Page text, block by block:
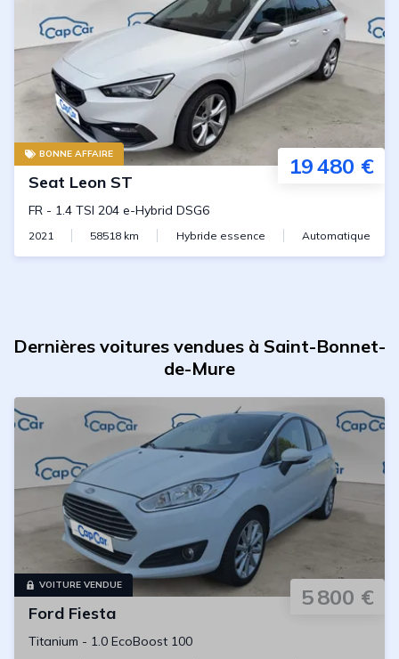
BONNE AFFAIRE 19 480 €
Seat Leon ST
FR - 1.4 TSI 204 e-Hybrid DSG6
2021 58518 km Hybride essence Automatique
Dernières voitures vendues à Saint-Bonnet-
de-Mure
VOITURE VENDUE 5 800 €
Ford Fiesta
Titanium - 1.0 EcoBoost 100